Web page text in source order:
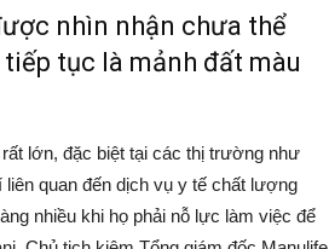
nhìn nhận chưa thể
tục là mảnh đất màu
lớn, đặc biệt tại các thị trường như
quan đến dịch vụ y tế chất lượng
nhiều khi họ phải nỗ lực làm việc để